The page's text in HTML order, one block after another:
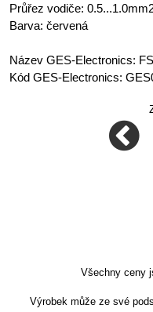
Průřez vodiče:
Barva: červená
Název GES-Electronics:
Kód GES-Electronics:
Všechny ceny
Výrobek může ze své